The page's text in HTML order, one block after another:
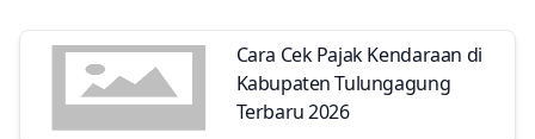
Cara Cek Pajak Kendaraan di
Kabupaten Tulungagung
Terbaru 2026